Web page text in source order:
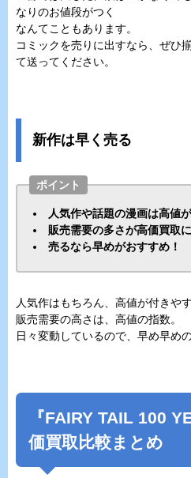
なりのお値段がつく
なんてこともあります。
コミックを売りに出すなら、ぜひ
て送ってください。
新作は早く売る
ポイント
人気作や話題の漫画は高値
販売需要の多さが高価買取
売るなら早めがおすすめ！
人気作はもちろん、高値が付きや
販売需要の高さは、高値の指数。
日々変動しているので、早め早め
『FAIRY TAIL 100
価買取比較まとめ